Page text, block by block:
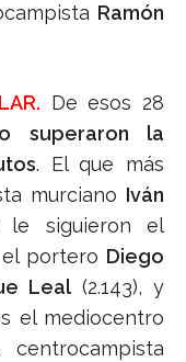
Ramón
De esos 28
superaron la
. El que más
murciano Iván
siguieron el
el portero Diego
Leal(2.143), y
el mediocentro